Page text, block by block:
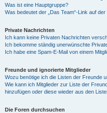
Was ist eine Hauptgruppe?
Was bedeutet der „Das Team“-Link auf
Private Nachrichten
Ich kann keine Privaten Nachrichten
Ich bekomme ständig unerwünschte
Ich habe eine Spam-E-Mail von einem
Freunde und ignorierte Mitglieder
Wozu benötige ich die Listen der Freunde
Wie kann ich Mitglieder zur Liste der
hinzufügen oder diese wieder aus den
Die Foren durchsuchen